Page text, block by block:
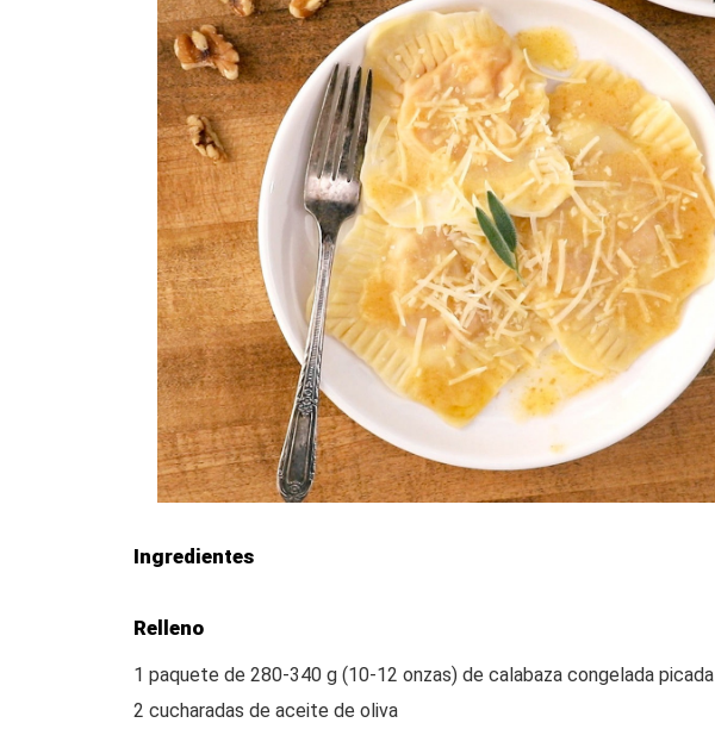
Ingredientes
Relleno
1 paquete de 280-340 g (10-12 onzas) de calabaza congelada picada
2 cucharadas de aceite de oliva